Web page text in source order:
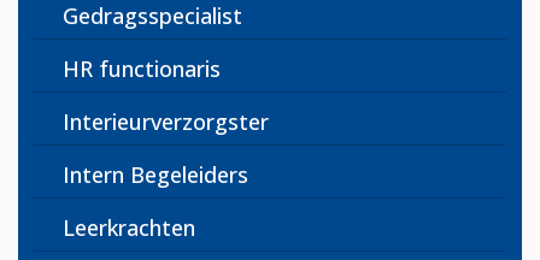
Gedragsspecialist
HR functionaris
Interieurverzorgster
Intern Begeleiders
Leerkrachten